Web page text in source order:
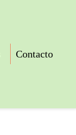
Contacto